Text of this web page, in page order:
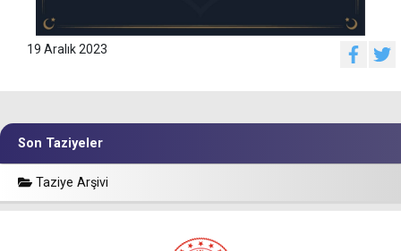
19 Aralık 2023
Son Taziyeler
Taziye Arşivi